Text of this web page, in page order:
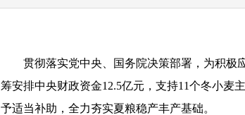
贯彻落实党中央、国务院决策部署，为积极
筹安排中央财政资金12.5亿元，支持11个冬小麦
予适当补助，全力夯实夏粮稳产丰产基础。